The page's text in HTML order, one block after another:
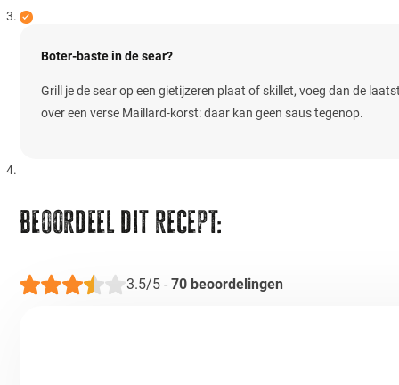
Boter-baste in de sear?
Grill je de sear op een gietijzeren plaat of skillet, voeg dan de
over een verse Maillard-korst: daar kan geen saus tegenop.
Beoordeel dit recept:
3.5/5- 70beoordelingen